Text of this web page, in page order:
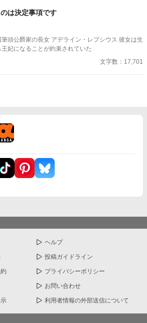
如求婚。 無愛想で冷徹と噂されるアル
が、実はエレナにずっと想いを寄せていた。 婚約破
彼女を手に入れるチャンスが巡ってきたとばかり
もうとする。 「なんでこんな展開になる
うエレナだが、意外にもアルベルトは不器用なが
り君が良かった」と復縁を申し出てきて……！？
は決定事項です
頭公爵家の長女 アデライン・レプシウス 彼女は生
王妃になることが約束されていた
文字数：17,701
ヘルプ
投稿ガイドライン
プライバシーポリシー
お問い合わせ
利用者情報の外部送信について